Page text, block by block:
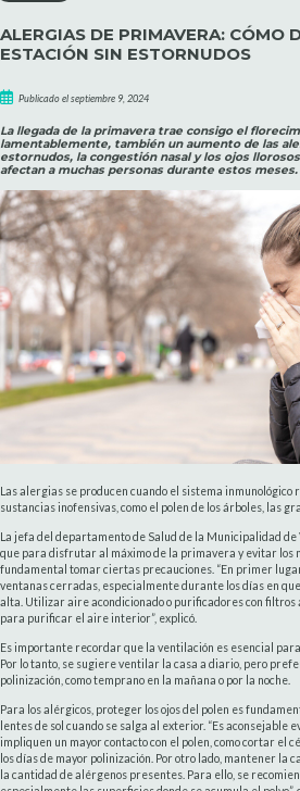
ALERGIAS DE PRIMAVERA: CÓMO
ESTACIÓN SIN ESTORNUDOS
Publicado el septiembre 9, 2024
La llegada de la primavera trae consigo el
lamentablemente, también un aumento de las
estornudos, la congestión nasal y los ojos
afectan a muchas personas durante estos meses.
Las alergias se producen cuando el sistema inmunológico
sustancias inofensivas, como el polen de los árboles, las
La jefa del departamento de Salud de la Municipalidad
que para disfrutar al máximo de la primavera y evitar los
fundamental tomar ciertas precauciones. “En primer
ventanas cerradas, especialmente durante los días en
alta. Utilizar aire acondicionado o purificadores con filtros
para purificar el aire interior”, explicó.
Es importante recordar que la ventilación es esencial
Por lo tanto, se sugiere ventilar la casa a diario, pero
polinización, como temprano en la mañana o por la noche.
Para los alérgicos, proteger los ojos del polen es
lentes de sol cuando se salga al exterior. “Es
impliquen un mayor contacto con el polen, como cortar el
los días de mayor polinización. Por otro lado, mantener la
la cantidad de alérgenos presentes. Para ello, se